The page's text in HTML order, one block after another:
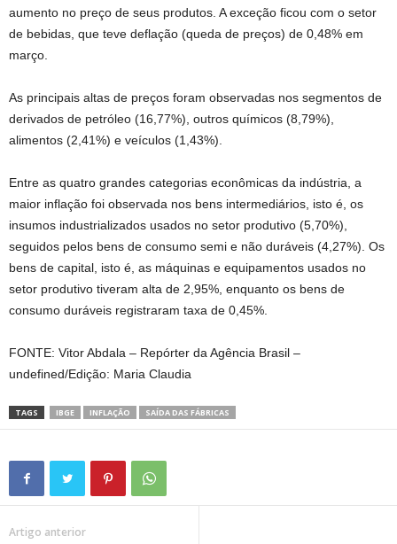
aumento no preço de seus produtos. A exceção ficou com o setor
de bebidas, que teve deflação (queda de preços) de 0,48% em
março.
As principais altas de preços foram observadas nos segmentos de
derivados de petróleo (16,77%), outros químicos (8,79%),
alimentos (2,41%) e veículos (1,43%).
Entre as quatro grandes categorias econômicas da indústria, a
maior inflação foi observada nos bens intermediários, isto é, os
insumos industrializados usados no setor produtivo (5,70%),
seguidos pelos bens de consumo semi e não duráveis (4,27%). Os
bens de capital, isto é, as máquinas e equipamentos usados no
setor produtivo tiveram alta de 2,95%, enquanto os bens de
consumo duráveis registraram taxa de 0,45%.
FONTE: Vitor Abdala – Repórter da Agência Brasil –
undefined/Edição: Maria Claudia
TAGS IBGE INFLAÇÃO SAÍDA DAS FÁBRICAS
Artigo anterior